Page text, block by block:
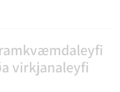
virkjanaleyfi